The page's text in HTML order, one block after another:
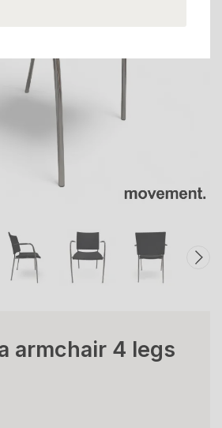
armchair 4 legs